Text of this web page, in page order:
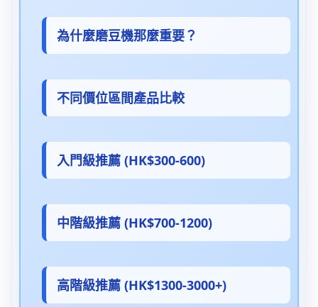
為什麼磨豆機那麼重要？
不同價位區間產品比較
入門級推薦 (HK$300-600)
中階級推薦 (HK$700-1200)
高階級推薦 (HK$1300-3000+)